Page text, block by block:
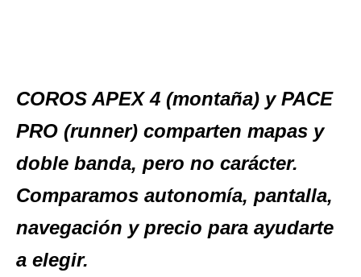
COROS APEX 4 (montaña) y PACE
PRO (runner) comparten mapas y
doble banda, pero no carácter.
Comparamos autonomía, pantalla,
navegación y precio para ayudarte
a elegir.